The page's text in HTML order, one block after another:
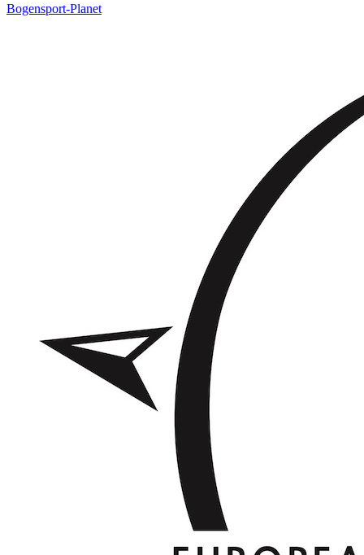
Bogensport-Planet